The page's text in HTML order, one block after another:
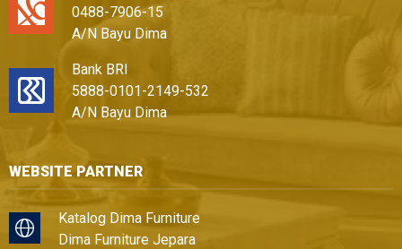
0488-7906-15
A/N Bayu Dima
Bank BRI
5888-0101-2149-532
A/N Bayu Dima
WEBSITE PARTNER
Katalog Dima Furniture
Dima Furniture Jepara